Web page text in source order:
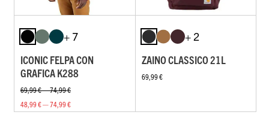
+ 7
ICONIC FELPA CON
GRAFICA K288
69,99 € — 74,99 €
48,99 € — 74,99 €
+ 2
ZAINO CLASSICO 21L
69,99 €